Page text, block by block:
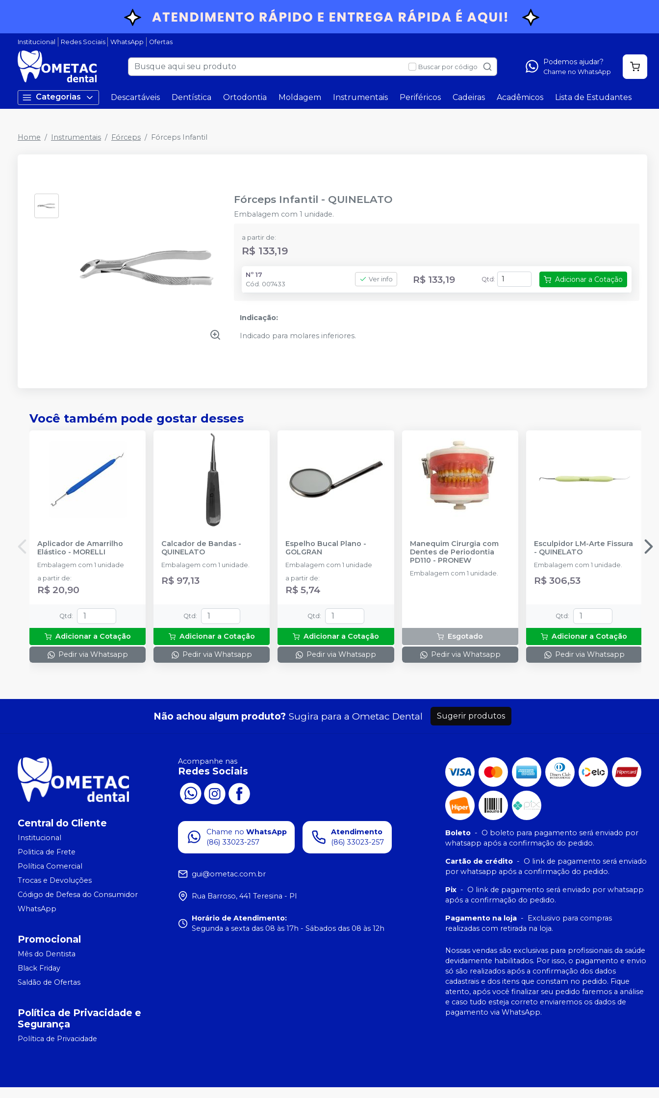
Institucional Redes Sociais WhatsApp Ofertas
Buscar por código
Podemos ajudar?
Chame no WhatsApp
Categorias Descartáveis Dentística Ortodontia Moldagem Instrumentais Periféricos Cadeiras Acadêmicos Lista de Estudantes
Home Instrumentais Fórceps Fórceps Infantil
Fórceps Infantil - QUINELATO
Embalagem com 1 unidade.
a partir de:
R$ 133,19
Nº 17
Cód. 007433
Ver info R$ 133,19 Qtd : Adicionar a Cotação
Indicação:
Indicado para molares inferiores.
Você também pode gostar desses
Aplicador de Amarrilho
Elástico - MORELLI
Embalagem com 1 unidade
a partir de:
R$ 20,90
Qtd :
Adicionar a Cotação
Pedir via Whatsapp
Calcador de Bandas -
QUINELATO
Embalagem com 1 unidade.
R$ 97,13
Qtd :
Adicionar a Cotação
Pedir via Whatsapp
Espelho Bucal Plano -
GOLGRAN
Embalagem com 1 unidade
a partir de:
R$ 5,74
Qtd :
Adicionar a Cotação
Pedir via Whatsapp
Manequim Cirurgia com
Dentes de Periodontia
PD110 - PRONEW
Embalagem com 1 unidade.
Esgotado
Pedir via Whatsapp
Esculpidor LM-Arte Fissura
- QUINELATO
Embalagem com 1 unidade.
R$ 306,53
Qtd :
Adicionar a Cotação
Pedir via Whatsapp
Não achou algum produto? Sugira para a Ometac Dental Sugerir produtos
Central do Cliente
Institucional
Politica de Frete
Política Comercial
Trocas e Devoluções
Código de Defesa do Consumidor
WhatsApp
Promocional
Mês do Dentista
Black Friday
Saldão de Ofertas
Política de Privacidade e
Segurança
Política de Privacidade
Acompanhe nas
Redes Sociais
Chame no WhatsApp
(86) 33023-257
Atendimento
(86) 33023-257
gui@ometac.com.br
Rua Barroso, 441 Teresina - PI
Horário de Atendimento:
Segunda a sexta das 08 às 17h - Sábados das 08 às 12h
Boleto - O boleto para pagamento será enviado por
whatsapp após a confirmação do pedido.
Cartão de crédito - O link de pagamento será enviado
por whatsapp após a confirmação do pedido.
Pix - O link de pagamento será enviado por whatsapp
após a confirmação do pedido.
Pagamento na loja - Exclusivo para compras
realizadas com retirada na loja.
Nossas vendas são exclusivas para profissionais da saúde
devidamente habilitados. Por isso, o pagamento e envio
só são realizados após a confirmação dos dados
cadastrais e dos itens que constam no pedido. Fique
atento, após você finalizar seu pedido faremos a análise
e caso tudo esteja correto enviaremos os dados de
pagamento via WhatsApp.